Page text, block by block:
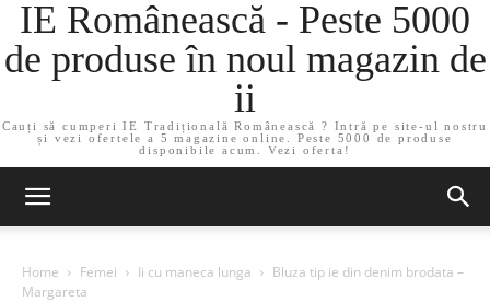
IE Românească - Peste 5000
de produse în noul magazin de
ii
Cauți să cumperi IE Tradițională Românească ? Intră pe site-ul nostru
și vezi ofertele a 5 magazine online. Peste 5000 de produse
disponibile acum. Vezi oferta!
Home Femei Ii cu maneca lunga
Bluza tip ie din denim brodata –
Margareta